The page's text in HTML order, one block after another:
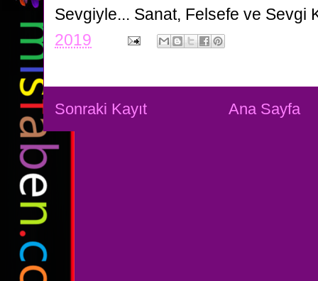
Sevgiyle... Sanat, Felsefe ve Sevgi
2019
Sonraki Kayıt Ana Sayfa